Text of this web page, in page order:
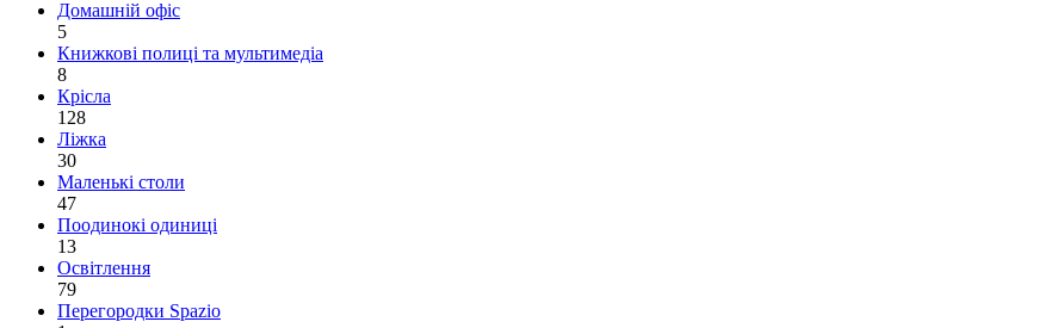
Домашній офіс
5
Книжкові полиці та мультимедіа
8
Крісла
128
Ліжка
30
Маленькі столи
47
Поодинокі одиниці
13
Освітлення
79
Перегородки Spazio